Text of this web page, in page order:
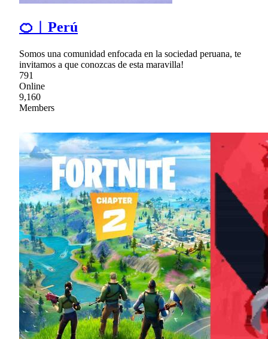
🍊︱Perú
Somos una comunidad enfocada en la sociedad peruana, te
invitamos a que conozcas de esta maravilla!
791
Online
9,160
Members